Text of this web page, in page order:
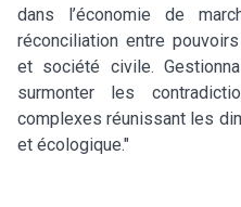
dans l’économie de
réconciliation entre
et société civile.
surmonter les
complexes réunissant les
et écologique."